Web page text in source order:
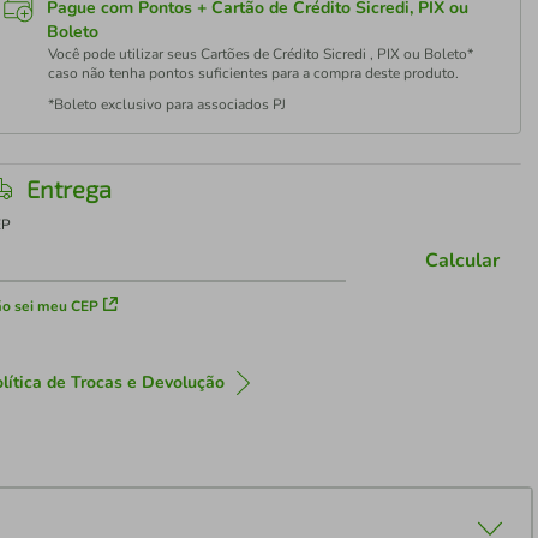
Pague com Pontos + Cartão de Crédito Sicredi, PIX ou
Boleto
Você pode utilizar seus Cartões de Crédito Sicredi , PIX ou Boleto*
caso não tenha pontos suficientes para a compra deste produto.
*Boleto exclusivo para associados PJ
Entrega
sei meu CEP
Calcular
de Trocas e Devolução